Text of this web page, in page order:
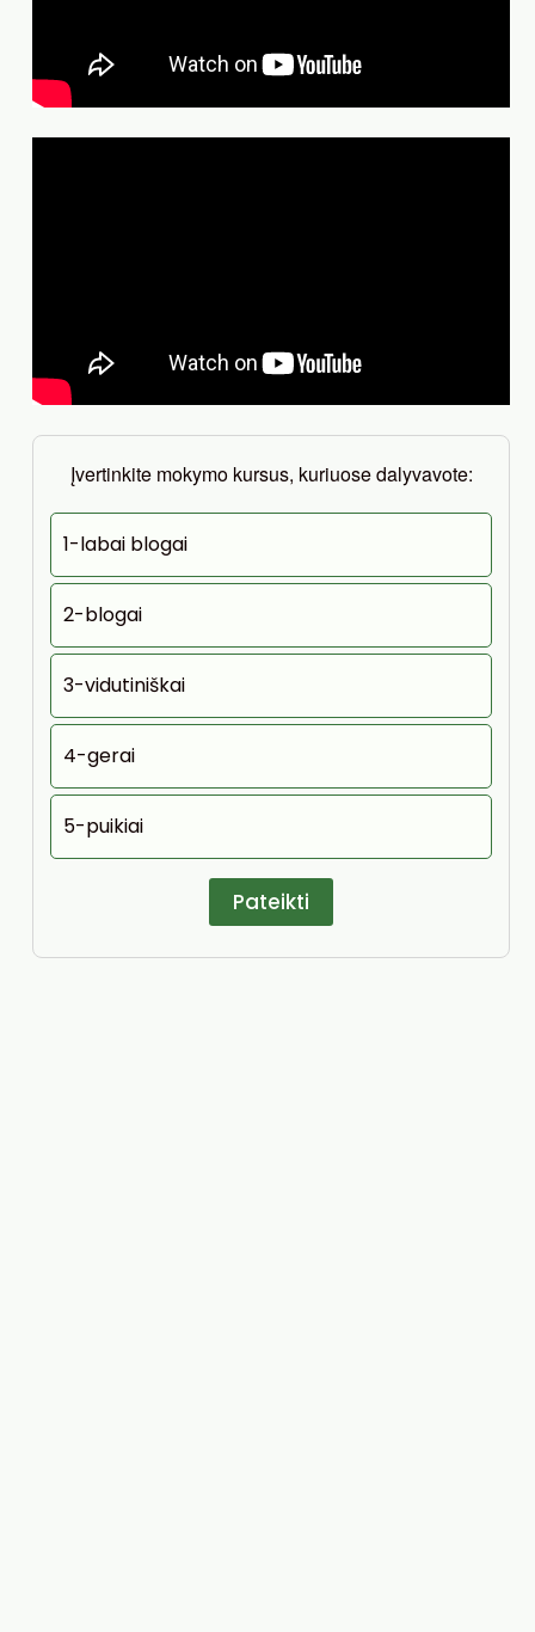
Įvertinkite mokymo kursus, kuriuose dalyvavote:
1-labai blogai
2-blogai
3-vidutiniškai
4-gerai
5-puikiai